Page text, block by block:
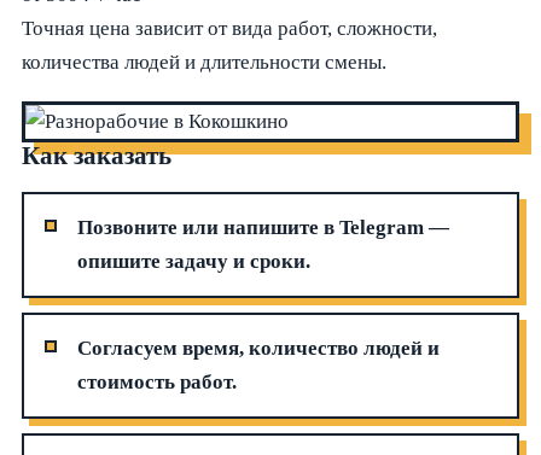
Точная цена зависит от вида работ, сложности,
количества людей и длительности смены.
Как заказать
Позвоните или напишите в Telegram —
опишите задачу и сроки.
Согласуем время, количество людей и
стоимость работ.